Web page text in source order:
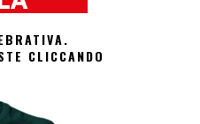
CLICCANDO